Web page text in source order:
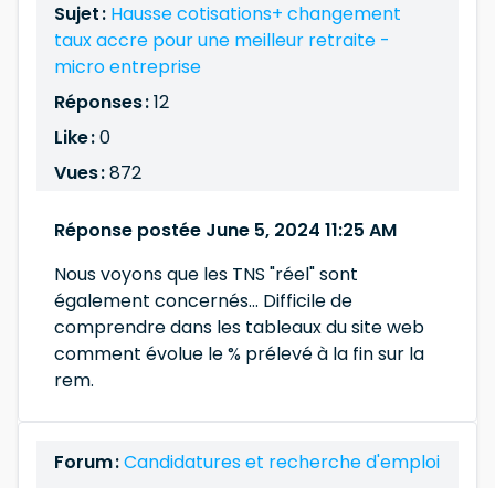
Sujet : Hausse cotisations+ changement
taux accre pour une meilleur retraite -
micro entreprise
Réponses :12
Like :0
Vues :872
Réponse postée June 5, 2024 11:25 AM
Nous voyons que les TNS "réel" sont
également concernés... Difficile de
comprendre dans les tableaux du site web
comment évolue le % prélevé à la fin sur la
rem.
Forum :Candidatures et recherche d'emploi